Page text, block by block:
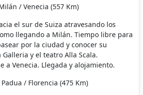
/ Venecia (557 Km)
el sur de Suiza atravesando los
llegando a Milán. Tiempo libre para
por la ciudad y conocer su
y el teatro Alla Scala.
a Venecia. Llegada y alojamiento.
Padua / Florencia (475 Km)